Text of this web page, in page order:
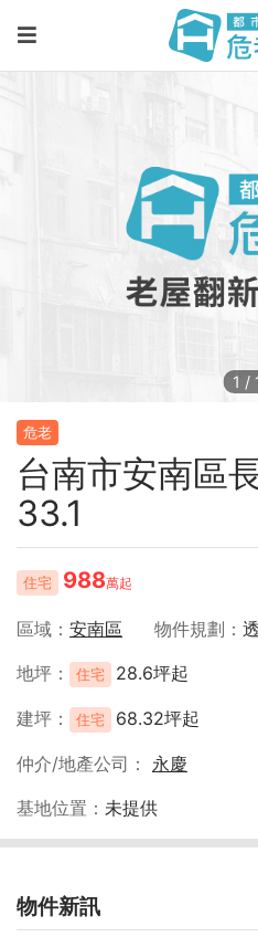
1 /
危老
台南市安南區
33.1
住宅 988萬起
區域 安南區 物件規劃
地坪
住宅 28.6坪起
建坪 住宅 68.32坪起
仲介/地產公司
永慶
基地位置
未提供
物件新訊